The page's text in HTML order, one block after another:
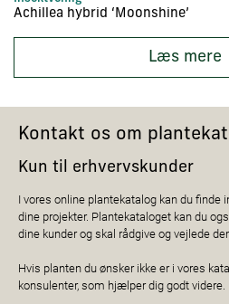
Achillea hybrid ‘Moonshine’
Læs mere
Kontakt os om
Kun til erhvervskunder
I vores online plantekatalog kan du finde
dine projekter. Plantekataloget kan du
dine kunder og skal rådgive og vejlede
Hvis planten du ønsker ikke er i vores
konsulenter, som hjælper dig godt videre.